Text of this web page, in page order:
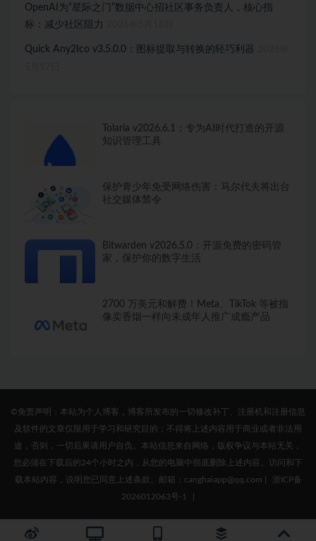
OpenAI为“星际之门”数据中心招社区事务负责人，核心指
标：减少社区阻力
Quick Any2Ico v3.5.0.0：图标提取与转换的轻巧利器
Tolaria v2026.6.1：专为AI时代打造的开源
知识管理工具
保护青少年免受网络伤害：马尔代夫将出台
社交媒体禁令
Bitwarden v2026.5.0：开源免费的密码管
家，保护你的数字生活
2700 万美元和解费！Meta、TikTok 等被指
像卖香烟一样向未成年人推广成瘾产品
©免责声明：本站为个人博客，博客所发布的一切修改补丁、注册机和注册信息
及软件的文章仅限用于学习和研究目的；不得将上述内容用于商业或者非法用
途，否则，一切后果请用户自负。本站信息来自网络，版权争议与本站无关，
您必须在下载后的24个小时之内，从您的电脑中彻底删除上述内容。访问和下
载本站内容，说明您已同意上述条款。邮箱：canghaiapp@qq.com
浙ICP备
2026012063号-1